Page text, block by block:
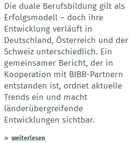
Die duale Berufsbildung gilt als
Erfolgsmodell – doch ihre
Entwicklung verläuft in
Deutschland, Österreich und der
Schweiz unterschiedlich. Ein
gemeinsamer Bericht, der in
Kooperation mit BIBB-Partnern
entstanden ist, ordnet aktuelle
Trends ein und macht
länderübergreifende
Entwicklungen sichtbar.
weiterlesen